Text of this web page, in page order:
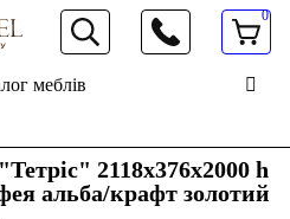
066 472 19 61
0
меблів
2118х376х2000 h
альба/крафт золотий